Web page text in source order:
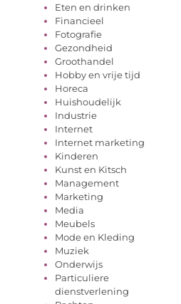
Eten en drinken
Financieel
Fotografie
Gezondheid
Groothandel
Hobby en vrije tijd
Horeca
Huishoudelijk
Industrie
Internet
Internet marketing
Kinderen
Kunst en Kitsch
Management
Marketing
Media
Meubels
Mode en Kleding
Muziek
Onderwijs
Particuliere
dienstverlening